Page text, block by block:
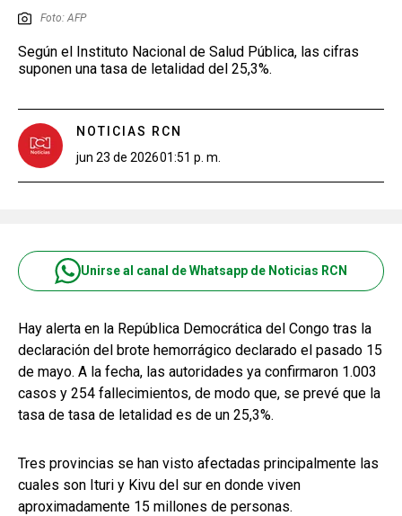
Foto: AFP
Según el Instituto Nacional de Salud Pública, las cifras
suponen una tasa de letalidad del 25,3%.
NOTICIAS RCN
jun 23 de 202601:51 p. m.
Unirse al canal de Whatsapp de Noticias RCN
Hay alerta en la República Democrática del Congo tras la
declaración del brote hemorrágico declarado el pasado 15
de mayo. A la fecha, las autoridades ya confirmaron 1.003
casos y 254 fallecimientos, de modo que, se prevé que la
tasa de tasa de letalidad es de un 25,3%.
Tres provincias se han visto afectadas principalmente las
cuales son Ituri y Kivu del sur en donde viven
aproximadamente 15 millones de personas.